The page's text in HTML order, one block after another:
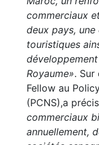
commerciaux
deux pays,
touristiques
Royaume». Sur
Fellow au
(PCNS),a
commerciaux
annuellement,